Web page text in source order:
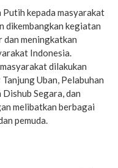
kepada masyarakat
dikembangkan kegiatan
meningkatkan
Indonesia.
dilakukan
Uban, Pelabuhan
Segara, dan
melibatkan berbagai
pemuda.